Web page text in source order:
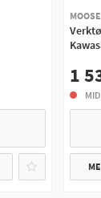
MOOSE
1